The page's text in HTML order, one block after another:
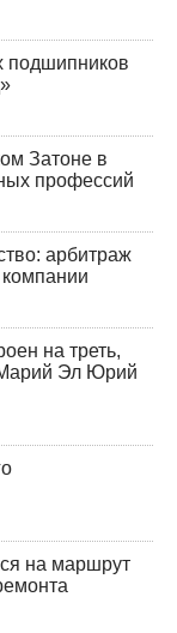
подшипников
Затоне в
профессий
арбитраж
компании
на треть,
Эл Юрий
на маршрут